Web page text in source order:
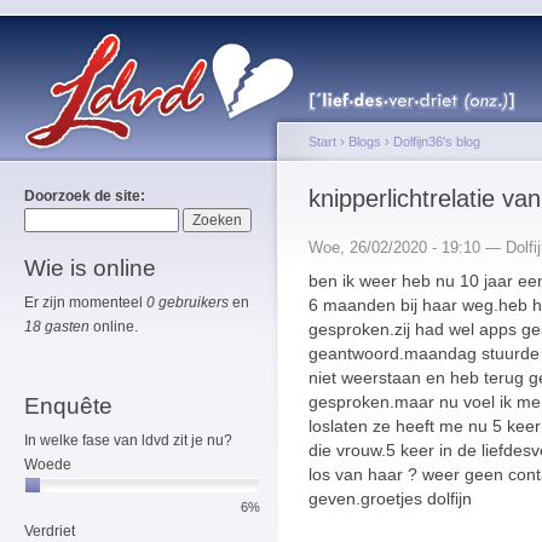
Doorzoek de site:
Wie is online
Er zijn momenteel 0 gebruikers en
18 gasten online.
Enquête
In welke fase van ldvd zit je nu?
Woede
6%
Verdriet
Start › Blogs › Dolfijn36's blog
knipperlichtrelatie
Woe, 26/02/2020 - 19:10 —
ben ik weer heb nu 10 jaar
6 maanden bij haar weg.heb
gesproken.zij had wel apps
geantwoord.maandag
niet weerstaan en heb terug
gesproken.maar nu voel ik
loslaten ze heeft me nu 5
die vrouw.5 keer in de
los van haar ? weer geen
geven.groetjes dolfijn